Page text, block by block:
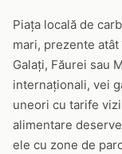
Piața locală de
mari, prezente
Galați, Făurei sau
internaționali, vei
uneori cu tarife
alimentare
ele cu zone de